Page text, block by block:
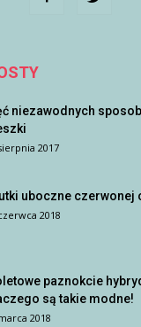
niezawodnych
2017
uboczne czerwonej
2018
paznokcie
są takie modne!
2018